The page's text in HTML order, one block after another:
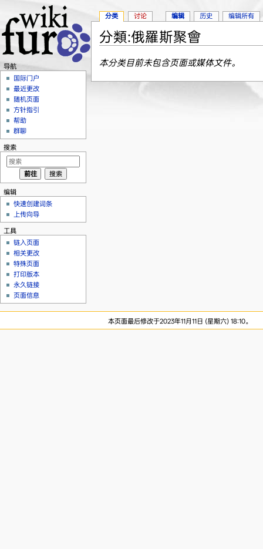
分類:俄羅斯聚會
本分类目前未包含页面或媒体文件。
分类 讨论 编辑 历史 编辑所有
导航
国际门户
最近更改
随机页面
方针指引
帮助
群聊
搜索
编辑
快速创建词条
上传向导
工具
链入页面
相关更改
特殊页面
打印版本
永久链接
页面信息
本页面最后修改于2023年11月11日 (星期六) 18:10。